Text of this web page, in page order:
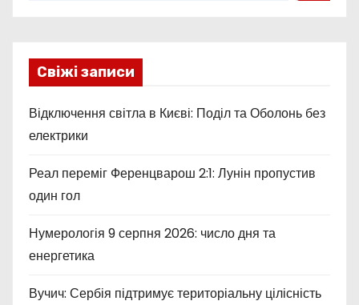
Свіжі записи
Відключення світла в Києві: Поділ та Оболонь без
електрики
Реал переміг Ференцварош 2:1: Лунін пропустив
один гол
Нумерологія 9 серпня 2026: число дня та
енергетика
Вучич: Сербія підтримує територіальну цілісність